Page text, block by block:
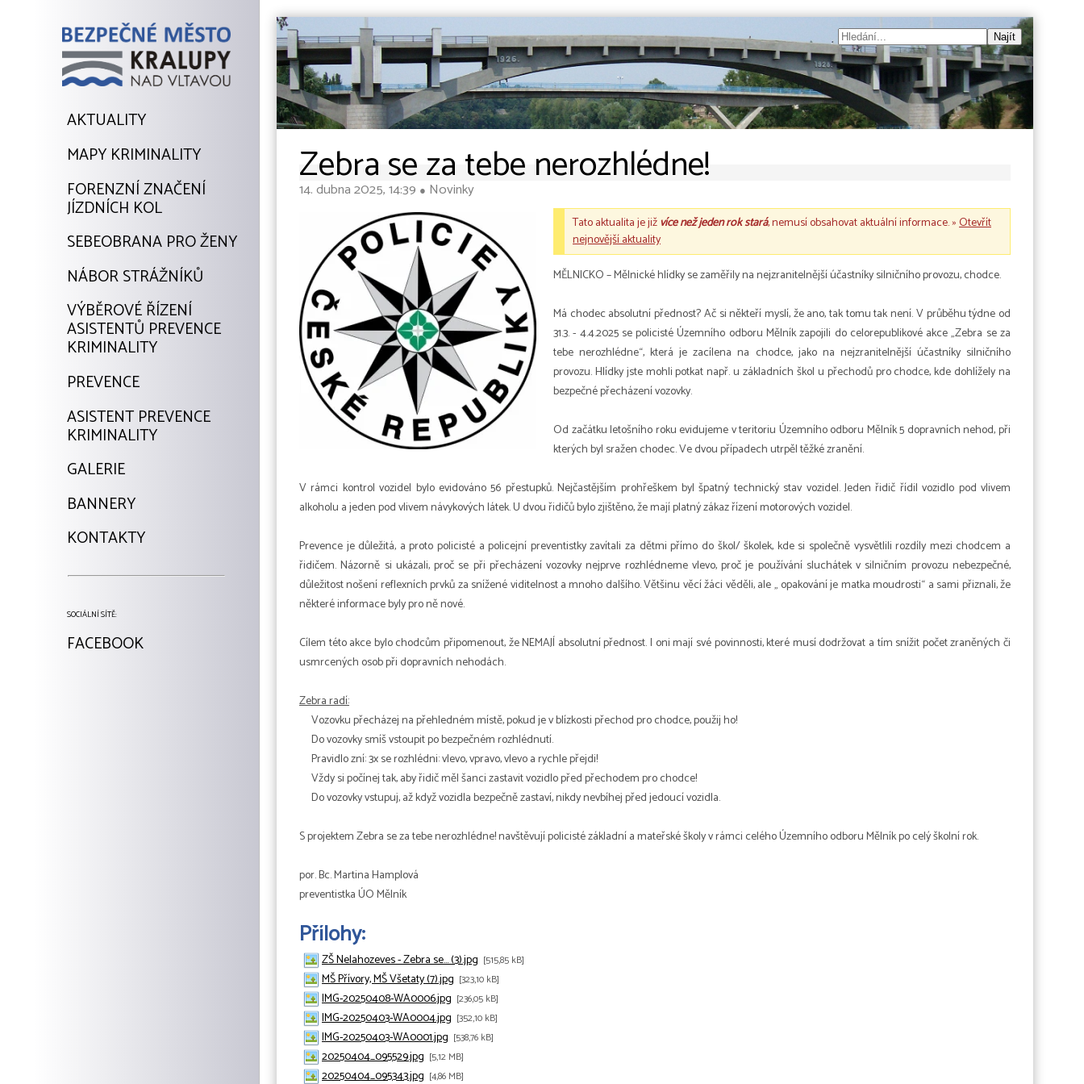
AKTUALITY
MAPY KRIMINALITY
FORENZNÍ ZNAČENÍ
JÍZDNÍCH KOL
SEBEOBRANA PRO ŽENY
NÁBOR STRÁŽNÍKŮ
VÝBĚROVÉ ŘÍZENÍ
ASISTENTŮ PREVENCE
KRIMINALITY
PREVENCE
ASISTENT PREVENCE
KRIMINALITY
GALERIE
BANNERY
KONTAKTY
SOCIÁLNÍ SÍTĚ:
FACEBOOK
Zebra se za tebe nerozhlédne!
14. dubna 2025, 14:39 ● Novinky
Tato aktualita je jižvíce než jeden rok stará, nemusí obsahovat aktuální informace. »Otevřít
nejnovější aktuality
MĚLNICKO – Mělnické hlídky se zaměřily na nejzranitelnější účastníky silničního provozu, chodce.
Má chodec absolutní přednost? Ač si někteří myslí, že ano, tak tomu tak není. V průběhu týdne od
31.3. - 4.4.2025 se policisté Územního odboru Mělník zapojili do celorepublikové akce „Zebra se za
tebe nerozhlédne“, která je zacílena na chodce, jako na nejzranitelnější účastníky silničního
provozu. Hlídky jste mohli potkat např. u základních škol u přechodů pro chodce, kde dohlížely na
bezpečné přecházení vozovky.
Od začátku letošního roku evidujeme v teritoriu Územního odboru Mělník 5 dopravních nehod, při
kterých byl sražen chodec. Ve dvou případech utrpěl těžké zranění.
V rámci kontrol vozidel bylo evidováno 56 přestupků. Nejčastějším prohřeškem byl špatný technický stav vozidel. Jeden řidič řídil vozidlo pod vlivem
alkoholu a jeden pod vlivem návykových látek. U dvou řidičů bylo zjištěno, že mají platný zákaz řízení motorových vozidel.
Prevence je důležitá, a proto policisté a policejní preventistky zavítali za dětmi přímo do škol/ školek, kde si společně vysvětlili rozdíly mezi chodcem a
řidičem. Názorně si ukázali, proč se při přecházení vozovky nejprve rozhlédneme vlevo, proč je používání sluchátek v silničním provozu nebezpečné,
důležitost nošení reflexních prvků za snížené viditelnost a mnoho dalšího. Většinu věcí žáci věděli, ale „ opakování je matka moudrosti“ a sami přiznali, že
některé informace byly pro ně nové.
Cílem této akce bylo chodcům připomenout, že NEMAJÍ absolutní přednost. I oni mají své povinnosti, které musí dodržovat a tím snížit počet zraněných či
usmrcených osob při dopravních nehodách.
Zebra radí:
Vozovku přecházej na přehledném místě, pokud je v blízkosti přechod pro chodce, použij ho!
Do vozovky smíš vstoupit po bezpečném rozhlédnutí.
Pravidlo zní: 3x se rozhlédni: vlevo, vpravo, vlevo a rychle přejdi!
Vždy si počínej tak, aby řidič měl šanci zastavit vozidlo před přechodem pro chodce!
Do vozovky vstupuj, až když vozidla bezpečně zastaví, nikdy nevbíhej před jedoucí vozidla.
S projektem Zebra se za tebe nerozhlédne! navštěvují policisté základní a mateřské školy v rámci celého Územního odboru Mělník po celý školní rok.
por. Bc. Martina Hamplová
preventistka ÚO Mělník
Přílohy:
ZŠ Nelahozeves - Zebra se... (3).jpg [515,85 kB]
MŠ Přívory, MŠ Všetaty (7).jpg [323,10 kB]
IMG-20250408-WA0006.jpg [236,05 kB]
IMG-20250403-WA0004.jpg [352,10 kB]
IMG-20250403-WA0001.jpg [538,76 kB]
20250404_095529.jpg [5,12 MB]
20250404_095343.jpg [4,86 MB]